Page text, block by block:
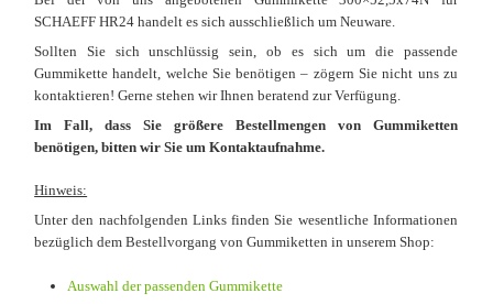
SCHAEFF HR24 handelt es sich ausschließlich um Neuware.
Sollten Sie sich unschlüssig sein, ob es sich um die passende
Gummikette handelt, welche Sie benötigen – zögern Sie nicht uns zu
kontaktieren! Gerne stehen wir Ihnen beratend zur Verfügung.
Im Fall, dass Sie größere Bestellmengen von Gummiketten
benötigen, bitten wir Sie um Kontaktaufnahme.
Hinweis:
Unter den nachfolgenden Links finden Sie wesentliche Informationen
bezüglich dem Bestellvorgang von Gummiketten in unserem Shop:
Auswahl der passenden Gummikette